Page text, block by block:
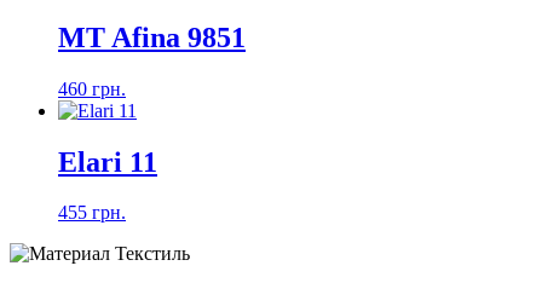
MT Afina 9851
460 грн.
Elari 11
455 грн.